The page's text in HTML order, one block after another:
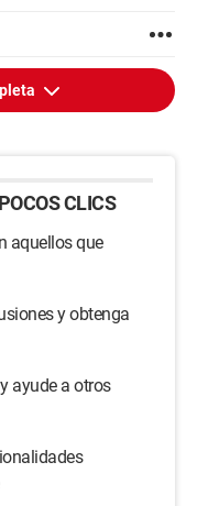
CLICS
aquellos que
y obtenga
ayude a otros